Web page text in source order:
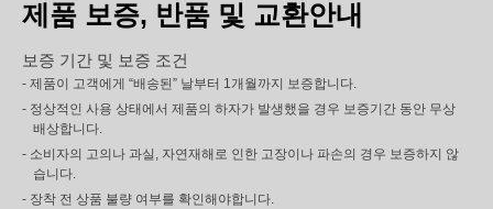
제품 보증, 반품 및 교환안내
보증 기간 및 보증 조건
- 제품이 고객에게 “배송된” 날부터 1개월까지 보증합니다.
- 정상적인 사용 상태에서 제품의 하자가 발생했을 경우 보증기간 동안 무상
배상합니다.
- 소비자의 고의나 과실, 자연재해로 인한 고장이나 파손의 경우 보증하지 않
습니다.
- 장착 전 상품 불량 여부를 확인해야합니다.